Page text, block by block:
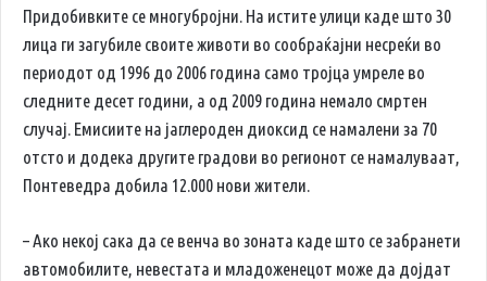
Придобивките се многубројни. На истите улици каде што 30
лица ги загубиле своите животи во сообраќајни несреќи во
периодот од 1996 до 2006 година само тројца умреле во
следните десет години, а од 2009 година немало смртен
случај. Емисиите на јаглероден диоксид се намалени за 70
отсто и додека другите градови во регионот се намалуваат,
Понтеведра добила 12.000 нови жители.
– Ако некој сака да се венча во зоната каде што се забранети
автомобилите, невестата и младоженецот може да дојдат